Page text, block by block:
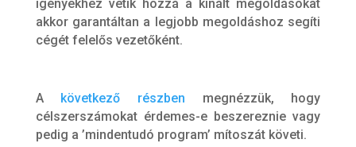
igényekhez vetik hozzá a kínált megoldásokat
akkor garantáltan a legjobb megoldáshoz segíti
cégét felelős vezetőként.
A következő részben megnézzük, hogy
célszerszámokat érdemes-e beszereznie vagy
pedig a ’mindentudó program’ mítoszát követi.